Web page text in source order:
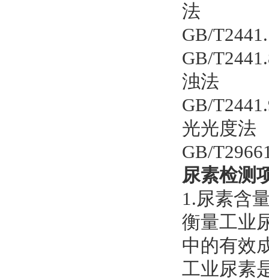
法
GB/
GB/
浊法
GB/
光光度法
GB/
尿素检测
1.尿素含
衡量工业
中的有效
工业尿素